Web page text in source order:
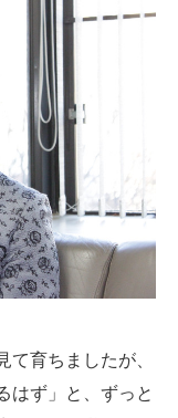
育ちましたが、
はず」と、ずっと